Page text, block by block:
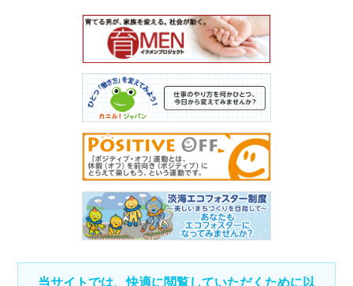
当サイトでは、快適に閲覧していただくために以